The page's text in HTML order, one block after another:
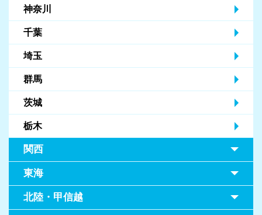
神奈川
千葉
埼玉
群馬
茨城
栃木
関西
東海
北陸・甲信越